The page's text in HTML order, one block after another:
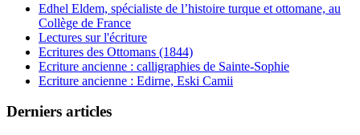
Edhel Eldem, spécialiste de l’histoire turque et ottomane, au
Collège de France
Lectures sur l'écriture
Ecritures des Ottomans (1844)
Ecriture ancienne : calligraphies de Sainte-Sophie
Ecriture ancienne : Edirne, Eski Camii
Derniers articles